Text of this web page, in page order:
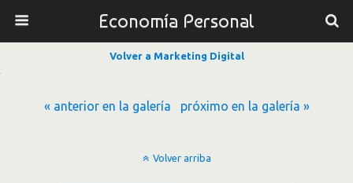
Economía Personal
Volver a Marketing Digital
« anterior en la galería próximo en la galería »
Volver arriba